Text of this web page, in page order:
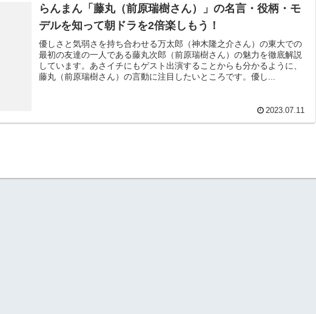
らんまん「藤丸（前原瑞樹さん）」の名言・役柄・モ
デルを知って朝ドラを2倍楽しもう！
優しさと気弱さを持ち合わせる万太郎（神木隆之介さん）の東大での
最初の友達の一人である藤丸次郎（前原瑞樹さん）の魅力を徹底解説
しています。あさイチにもゲスト出演することからも分かるように、
藤丸（前原瑞樹さん）の言動に注目したいところです。優し...
2023.07.11